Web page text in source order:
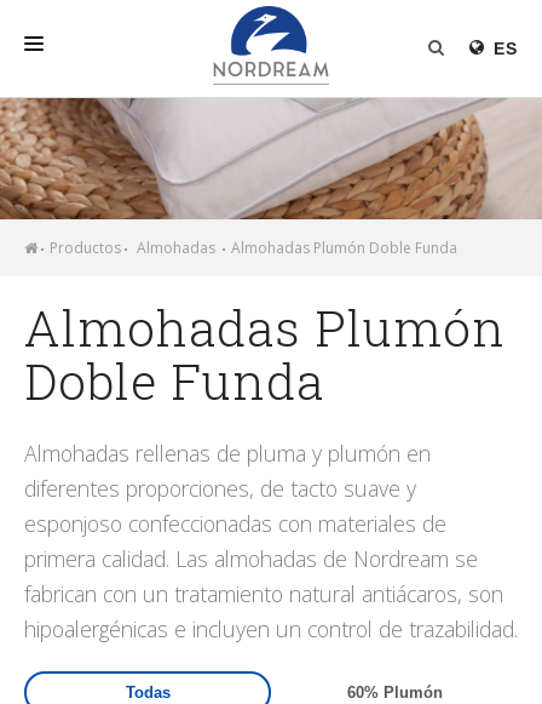
ES
INICIO
NORDREAM
PRODUCTOS
NOTICIAS
Productos Almohadas Almohadas Plumón Doble Funda
Almohadas Plumón
Doble Funda
Almohadas rellenas de pluma y plumón en
diferentes proporciones, de tacto suave y
esponjoso confeccionadas con materiales de
primera calidad. Las almohadas de Nordream se
fabrican con un tratamiento natural antiácaros, son
hipoalergénicas e incluyen un control de trazabilidad.
Todas 60% Plumón